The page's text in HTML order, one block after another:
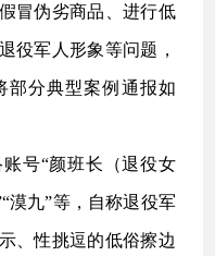
冒伪劣商品、进行低
役军人形象等问题，
部分典型案例通报如
号“颜班长（退役女
漠九”等，自称退役军
、性挑逗的低俗擦边